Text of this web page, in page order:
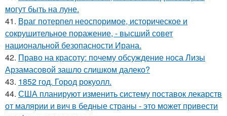
могут быть на луне.
41. Враг потерпел неоспоримое, историческое и
сокрушительное поражение, - высший совет
национальной безопасности Ирана.
42. Право на красоту: почему обсуждение носа Лизы
Арзамасовой зашло слишком далеко?
43. 1852 год. Город рокуолл.
44. США планируют изменить систему поставок лекарств
от малярии и вич в бедные страны - это может привести